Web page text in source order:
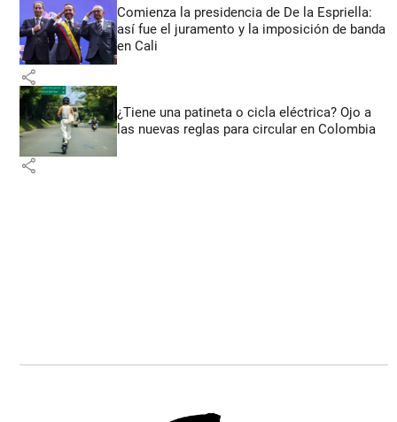
Comienza la presidencia de De la Espriella:
así fue el juramento y la imposición de banda
en Cali
share
¿Tiene una patineta o cicla eléctrica? Ojo a
las nuevas reglas para circular en Colombia
share